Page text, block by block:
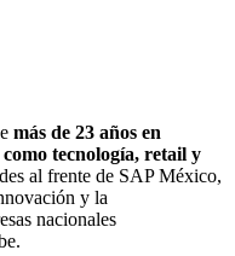
más de 23 años en
tecnología, retail y
al frente de SAP México,
y la
nacionales